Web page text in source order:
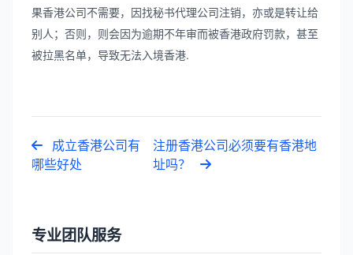
果香港公司不需要，因找秘书代理公司注销，亦或是转让给
别人；否则，则会因为逾期不年审而被香港政府罚款，甚至
被拉黑名单，导致无法入境香港.
成立香港公司有
哪些好处
注册香港公司必须要有香港地
址吗？
专业团队服务